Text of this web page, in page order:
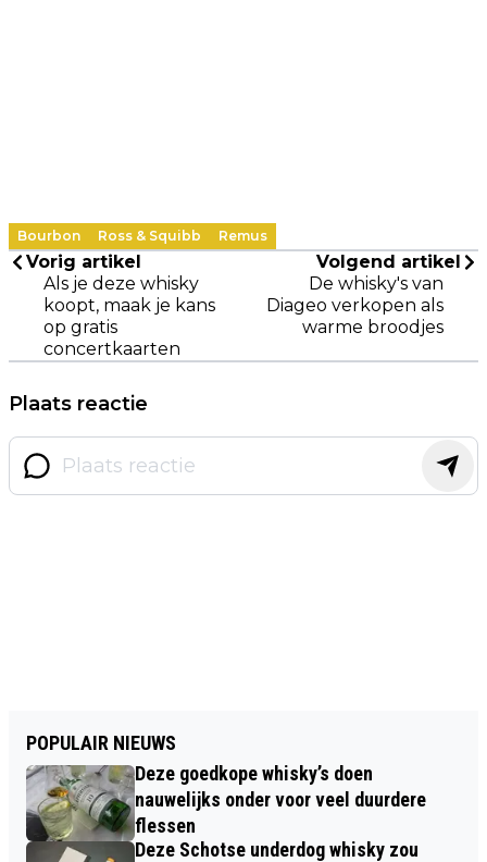
Bourbon Ross & Squibb Remus
Vorig artikel
Als je deze whisky
koopt, maak je kans
op gratis
concertkaarten
Volgend artikel
De whisky's van
Diageo verkopen als
warme broodjes
Plaats reactie
POPULAIR NIEUWS
Deze goedkope whisky’s doen
nauwelijks onder voor veel duurdere
flessen
Deze Schotse underdog whisky zou